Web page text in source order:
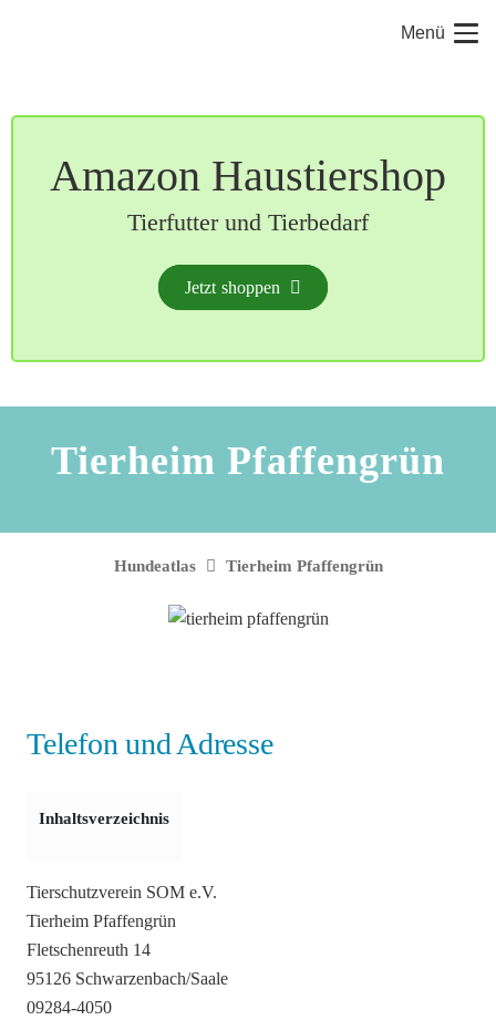
Menü
Amazon Haustiershop
Tierfutter und Tierbedarf
Jetzt shoppen
Tierheim Pfaffengrün
Hundeatlas Tierheim Pfaffengrün
Telefon und Adresse
Inhaltsverzeichnis
Tierschutzverein SOM e.V.
Tierheim Pfaffengrün
Fletschenreuth 14
95126 Schwarzenbach/Saale
09284-4050